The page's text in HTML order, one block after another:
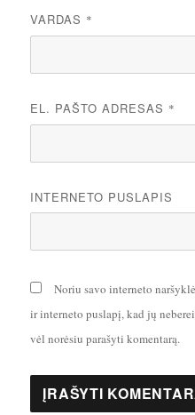
VARDAS *
EL. PAŠTO ADRESAS *
INTERNETO PUSLAPIS
Noriu savo interneto
ir interneto puslapį, kad jų
vėl norėsiu parašyti komentarą.